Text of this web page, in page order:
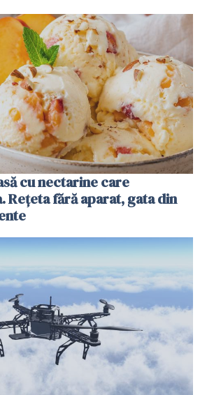
cu nectarine care
Rețeta fără aparat, gata din